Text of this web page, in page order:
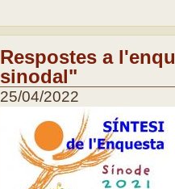
Respostes a
sinodal"
25/04/2022